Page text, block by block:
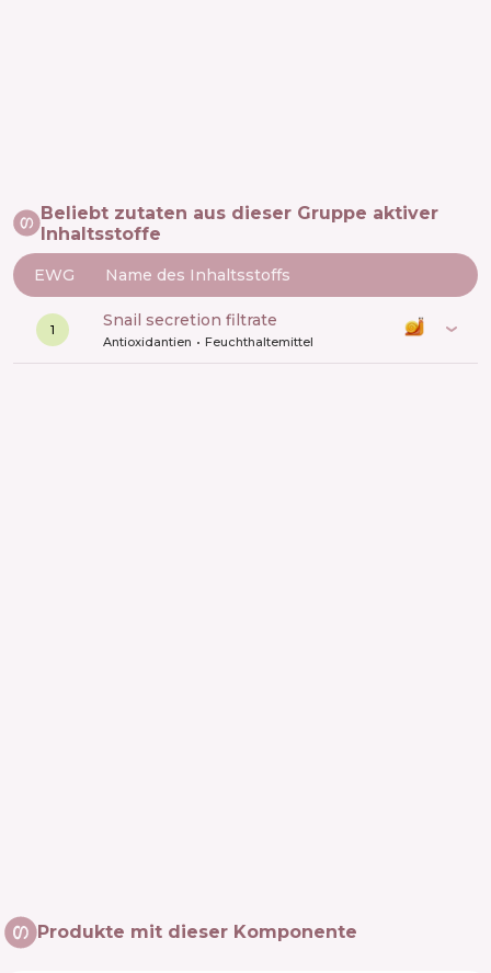
Beliebt zutaten aus dieser Gruppe aktiver
Inhaltsstoffe
EWG Name des Inhaltsstoffs
1 snail secretion filtrate
Antioxidantien Feuchthaltemittel
Produkte mit dieser Komponente